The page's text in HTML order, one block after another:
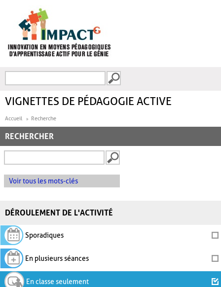
FORMULAIRE DE
VIGNETTES DE PÉDAGOGIE ACTIVE
Accueil Recherche
RECHERCHER
Voir tous les mots-clés
DÉROULEMENT DE L'ACTIVITÉ
Sporadiques
En plusieurs séances
En classe seulement